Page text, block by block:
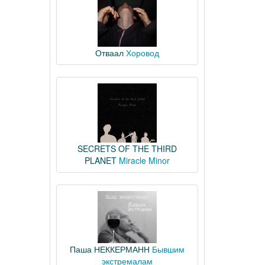
Отваал Хоровод
SECRETS OF THE THIRD
PLANET Miracle Minor
Паша НЕККЕРМАНН Бывшим
экстремалам